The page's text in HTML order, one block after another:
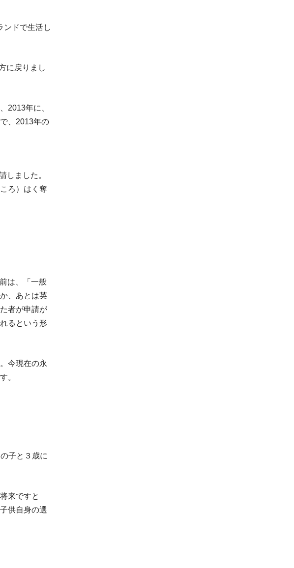
せかいじゅうYoutubeチャンネル情報。過去の
語のスラング７７選を一覧で紹介
転職は必ず叶う～失敗しない、後悔しない海外
行デビットカードが海外でとっても便利な理
ンドで生活し
に戻りまし
2013年に、
、2013年の
しました。
ろ）はく奪
は、「一般
、あとは英
者が申請が
るという形
今現在の永
。
子と３歳に
来ですと
供自身の選